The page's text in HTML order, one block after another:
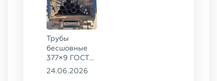
Трубы
бесшовные
377×9 ГОСТ
8732-78, ст.
24.06.2026